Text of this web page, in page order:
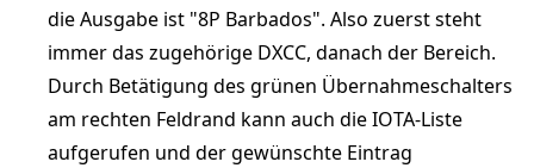
die Ausgabe ist "8P Barbados". Also zuerst steht
immer das zugehörige DXCC, danach der Bereich.
Durch Betätigung des grünen Übernahmeschalters
am rechten Feldrand kann auch die IOTA-Liste
aufgerufen und der gewünschte Eintrag